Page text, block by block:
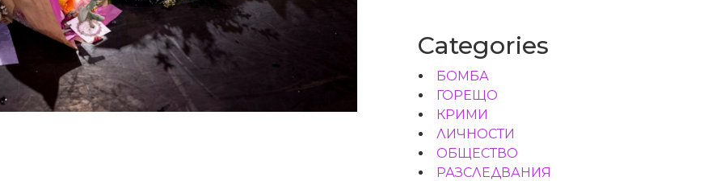
Categories
БОМБА
ГОРЕЩО
КРИМИ
ЛИЧНОСТИ
ОБЩЕСТВО
РАЗСЛЕДВАНИЯ